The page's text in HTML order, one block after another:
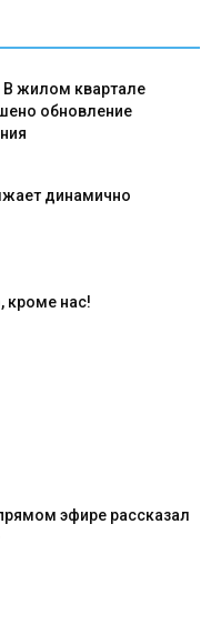
В жилом квартале
обновление
динамично
кроме нас!
эфире рассказал